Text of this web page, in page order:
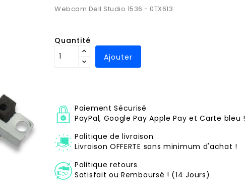
Webcam Dell Studio 1536 - 0TX613
Quantité
Ajouter
Paiement Sécurisé
PayPal, Google Pay Apple Pay et Carte bleu !
Politique de livraison
Livraison OFFERTE sans minimum d'achat !
Politique retours
Satisfait ou Remboursé ! (14 Jours)